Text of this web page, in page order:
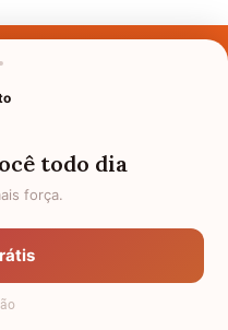
Uso
todo dia
força.